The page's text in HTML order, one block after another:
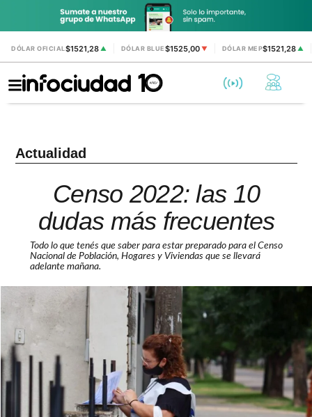
DÓLAR OFICIAL$1521,28 ▲ DÓLAR BLUE$1525,00 ▼ DÓLAR MEP$1521,28▲
Actualidad
Censo 2022: las 10
dudas más frecuentes
Todo lo que tenés que saber para estar preparado para el Censo
Nacional de Población, Hogares y Viviendas que se llevará
adelante mañana.